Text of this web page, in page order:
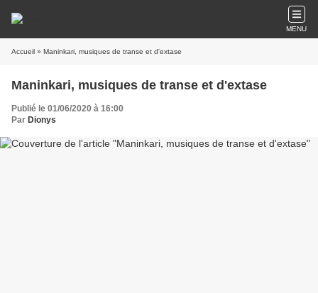
MENU
Accueil » Maninkari, musiques de transe et d'extase
Maninkari, musiques de transe et d'extase
Publié le 01/06/2020 à 16:00
Par Dionys